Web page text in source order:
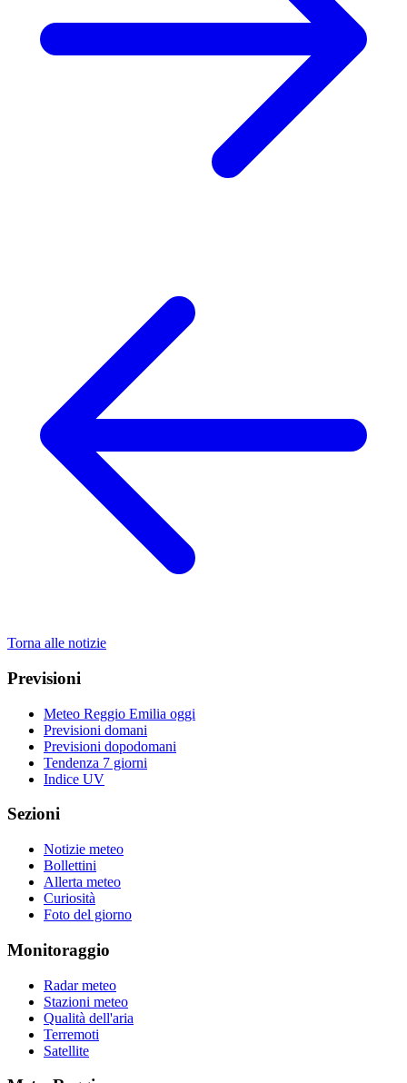
Torna alle notizie
Previsioni
Meteo Reggio Emilia oggi
Previsioni domani
Previsioni dopodomani
Tendenza 7 giorni
Indice UV
Sezioni
Notizie meteo
Bollettini
Allerta meteo
Curiosità
Foto del giorno
Monitoraggio
Radar meteo
Stazioni meteo
Qualità dell'aria
Terremoti
Satellite